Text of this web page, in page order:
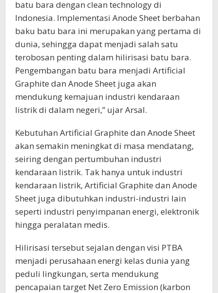
batu bara dengan clean technology di
Indonesia. Implementasi Anode Sheet berbahan
baku batu bara ini merupakan yang pertama di
dunia, sehingga dapat menjadi salah satu
terobosan penting dalam hilirisasi batu bara.
Pengembangan batu bara menjadi Artificial
Graphite dan Anode Sheet juga akan
mendukung kemajuan industri kendaraan
listrik di dalam negeri,” ujar Arsal.
Kebutuhan Artificial Graphite dan Anode Sheet
akan semakin meningkat di masa mendatang,
seiring dengan pertumbuhan industri
kendaraan listrik. Tak hanya untuk industri
kendaraan listrik, Artificial Graphite dan Anode
Sheet juga dibutuhkan industri-industri lain
seperti industri penyimpanan energi, elektronik
hingga peralatan medis.
Hilirisasi tersebut sejalan dengan visi PTBA
menjadi perusahaan energi kelas dunia yang
peduli lingkungan, serta mendukung
pencapaian target Net Zero Emission (karbon